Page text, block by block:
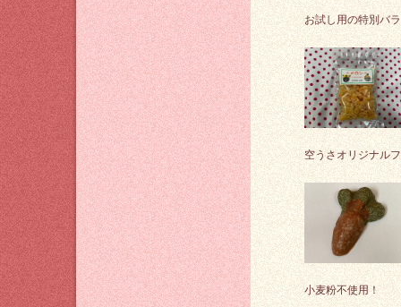
お試し用の特別バ
空うさオリジナル
小麦粉不使用！